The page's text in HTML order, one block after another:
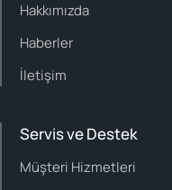
Hakkımızda
Haberler
İletişim
Servis ve Destek
Müşteri Hizmetleri